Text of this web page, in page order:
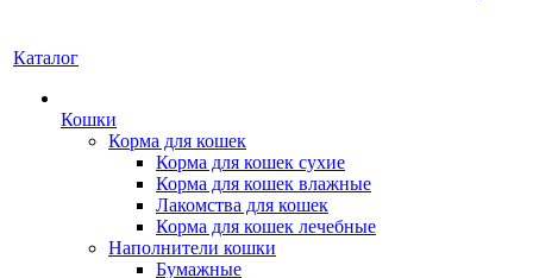
Каталог
Кошки
Корма для кошек
Корма для кошек сухие
Корма для кошек влажные
Лакомства для кошек
Корма для кошек лечебные
Наполнители кошки
Бумажные